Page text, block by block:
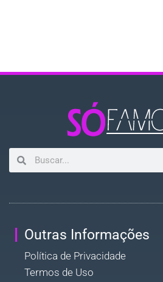
Outras Informações
Política de Privacidade
Termos de Uso